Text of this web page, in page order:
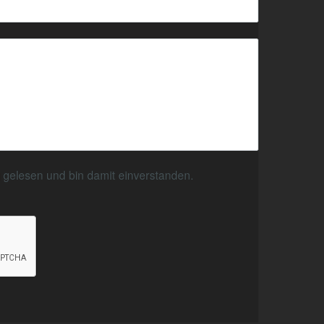
gelesen und bin damit einverstanden.